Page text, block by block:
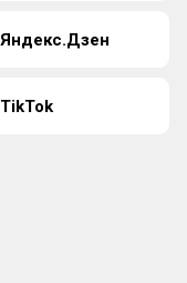
Яндекс.Дзен
TikTok